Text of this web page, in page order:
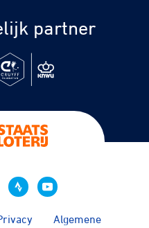
partner
Algemene